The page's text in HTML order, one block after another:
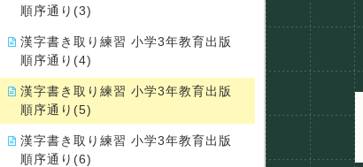
順序通り(3)
漢字書き取り練習 小学3年教育出版
順序通り(4)
漢字書き取り練習 小学3年教育出版
順序通り(5)
漢字書き取り練習 小学3年教育出版
順序通り(6)